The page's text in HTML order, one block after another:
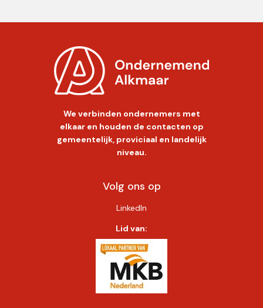
We verbinden ondernemers met
elkaar en houden de contacten op
gemeentelijk, proviciaal en landelijk
niveau.
Volg ons op
LinkedIn
Lid van: